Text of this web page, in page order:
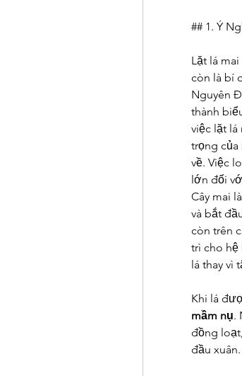
## 1. Ý
Lặt lá
còn là bí
Nguyên
thành
việc lặt lá
trọng
về. Việc
lớn đối
Cây mai
và bắt
còn trên
trì cho hệ
lá thay vì
Khi lá
mầm nụ.
đồng
đầu xuân.